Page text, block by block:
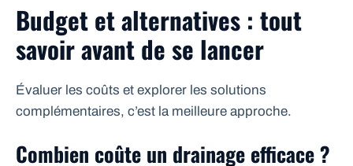
Budget et alternatives : tout
savoir avant de se lancer
Évaluer les coûts et explorer les solutions
complémentaires, c’est la meilleure approche.
Combien coûte un drainage efficace ?